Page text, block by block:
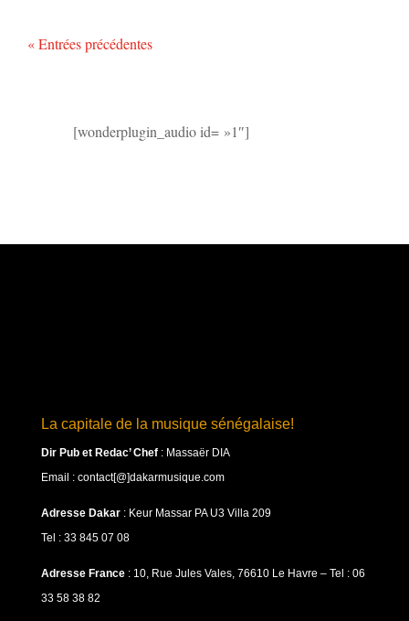
« Entrées précédentes
[wonderplugin_audio id= »1″]
La capitale de la musique sénégalaise!
Dir Pub et Redac’ Chef: Massaër DIA
Email : contact[@]dakarmusique.com
Adresse Dakar: Keur Massar PA U3 Villa 209
Tel : 33 845 07 08
Adresse France: 10, Rue Jules Vales, 76610 Le Havre – Tel : 06
33 58 38 82